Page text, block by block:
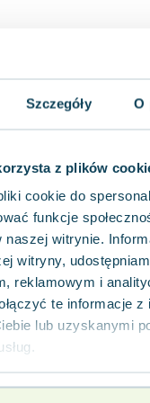
Szczegóły O
z plików
cookie do
funkcje
naszej witrynie.
witryny,
reklamowym i
te informacje z
lub uzyskanymi